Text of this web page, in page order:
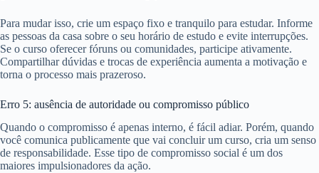
Para mudar isso, crie um espaço fixo e tranquilo para estudar. Informe
as pessoas da casa sobre o seu horário de estudo e evite interrupções.
Se o curso oferecer fóruns ou comunidades, participe ativamente.
Compartilhar dúvidas e trocas de experiência aumenta a motivação e
torna o processo mais prazeroso.
Erro 5: ausência de autoridade ou compromisso público
Quando o compromisso é apenas interno, é fácil adiar. Porém, quando
você comunica publicamente que vai concluir um curso, cria um senso
de responsabilidade. Esse tipo de compromisso social é um dos
maiores impulsionadores da ação.